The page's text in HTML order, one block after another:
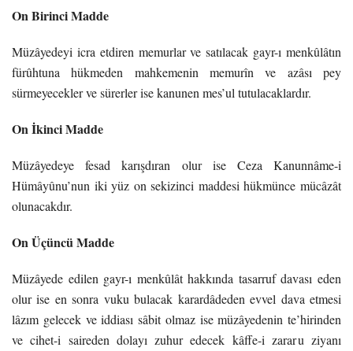
On Birinci Madde
Müzâyedeyi icra etdiren memurlar ve satılacak gayr-ı menkûlâtın
fürûhtuna hükmeden mahkemenin memurîn ve azâsı pey
sürmeyecekler ve sürerler ise kanunen mes’ul tutulacaklardır.
On İkinci Madde
Müzâyedeye fesad karışdıran olur ise Ceza Kanunnâme-i
Hümâyûnu’nun iki yüz onsekizinci maddesi hükmünce mücâzât
olunacakdır.
On Üçüncü Madde
Müzâyede edilen gayr-ı menkûlât hakkında tasarruf davası eden
olur ise en sonra vukubulacak karardâdeden evvel dava etmesi
lâzım gelecek ve iddiası sâbit olmaz ise müzâyedenin te’hirinden
ve cihet-i saireden dolayı zuhur edecek kâffe-i zarar u ziyanı